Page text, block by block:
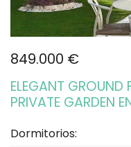
849.000 €
ELEGANT GROUND
PRIVATE GARDEN
Dormitorios: